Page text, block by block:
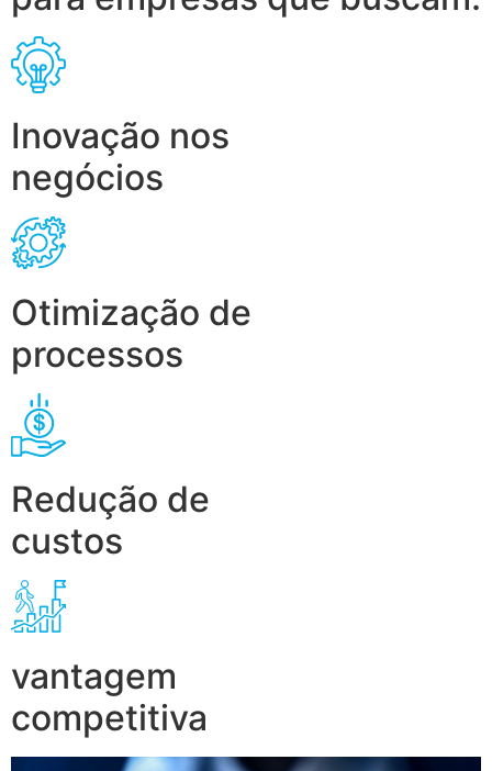
Inovação nos
negócios
Otimização de
processos
Redução de
custos
vantagem
competitiva